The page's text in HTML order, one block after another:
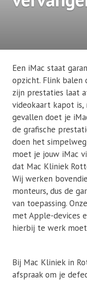
Een iMac staat
opzicht. Flink balen
zijn prestaties laat
videokaart kapot
gevallen doet je
de grafische
doen het simpelweg
moet je jouw iMac
dat Mac Kliniek
Wij werken
monteurs, dus de
van toepassing.
met Apple-devices
hierbij te werk
Bij Mac Kliniek in
afspraak om je